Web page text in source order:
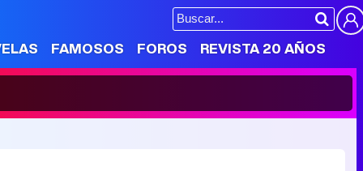
FAMOSOS FOROS REVISTA 20 AÑOS